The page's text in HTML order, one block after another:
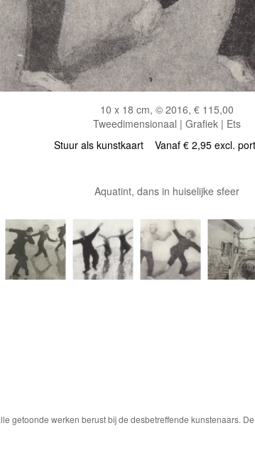
10 x 18 cm, © 2016, € 115,00
Tweedimensionaal | Grafiek | Ets
Stuur als kunstkaart Vanaf € 2,95 excl.
Aquatint, dans in huiselijke sfeer
getoonde werken berust bij de desbetreffende kunstenaars.